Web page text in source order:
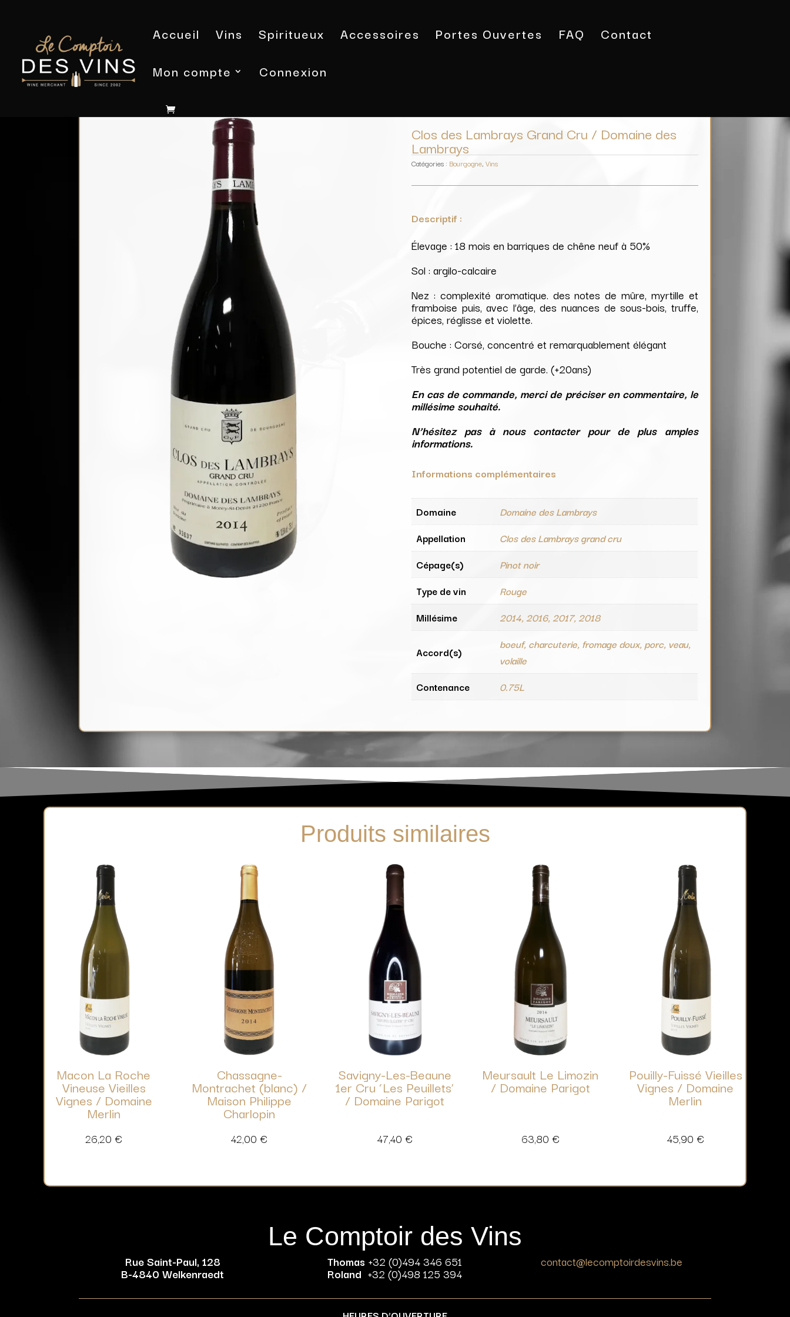
Accueil Vins Spiritueux Accessoires Portes Ouvertes FAQ
Contact
Mon compte
Connexion
Clos des Lambrays Grand Cru / Domaine des
Lambrays
Catégories : Bourgogne,Vins
Descriptif :
Élevage : 18 mois en barriques de chêne neuf à 50%
Sol : argilo-calcaire
Nez : complexité aromatique. des notes de mûre, myrtille et
framboise puis, avec l’âge, des nuances de sous-bois, truffe,
épices, réglisse et violette.
Bouche : Corsé, concentré et remarquablement élégant
Très grand potentiel de garde. (+20ans)
En cas de commande, merci de préciser en commentaire, le
millésime souhaité.
N’hésitez pas à nous contacter pour de plus amples
informations.
Informations complémentaires
Domaine
Domaine des Lambrays
Appellation
Clos des Lambrays grand cru
Cépage(s)
Pinot noir
Type de vin
Rouge
Millésime
2014, 2016, 2017, 2018
Accord(s)
boeuf, charcuterie, fromage doux, porc, veau,
volaille
Contenance
0.75L
Produits similaires
Macon La Roche
Vineuse Vieilles
Vignes / Domaine
Merlin
26,20 €
Chassagne-
Montrachet (blanc) /
Maison Philippe
Charlopin
42,00 €
Savigny-Les-Beaune
1er Cru ‘Les Peuillets’
/ Domaine Parigot
47,40 €
Meursault Le Limozin
/ Domaine Parigot
63,80 €
Pouilly-Fuissé Vieilles
Vignes / Domaine
Merlin
45,90 €
Le Comptoir des Vins
Rue Saint-Paul, 128
B-4840 Welkenraedt
Thomas +32 (0)494 346 651
Roland +32 (0)498 125 394
contact@lecomptoirdesvins.be